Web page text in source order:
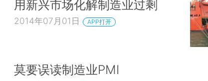
用新兴市场化解制造业过剩
2014年07月01日 APP打开
莫要误读制造业PMI